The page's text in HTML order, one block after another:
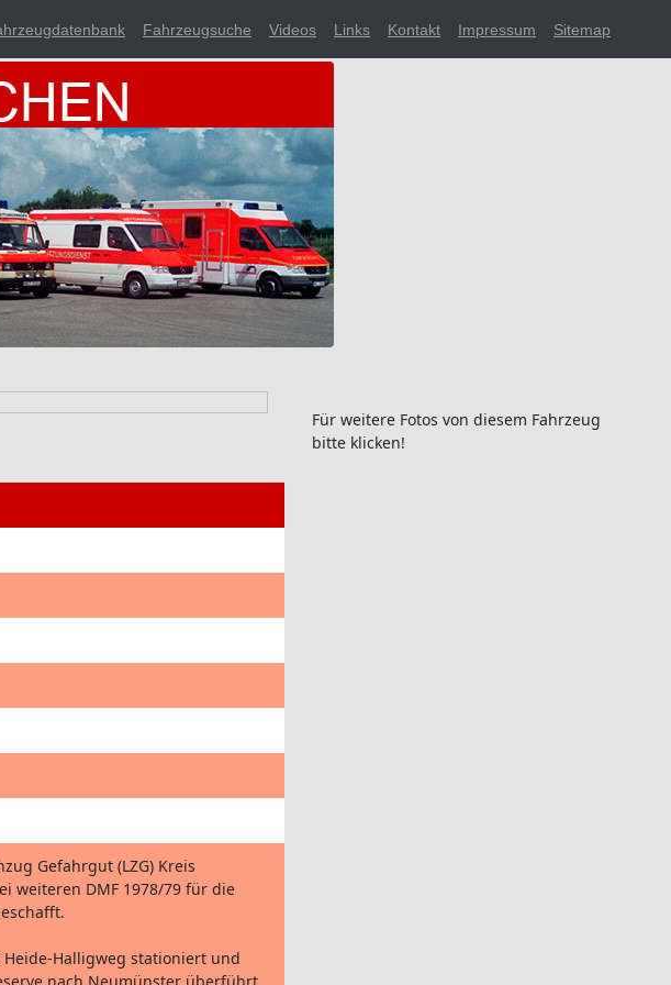
Fahrzeugsuche Videos Links Kontakt Impressum Sitemap
Gefahrgut (LZG) Kreis
weiteren DMF 1978/79 für die
Halligweg stationiert und
Für weitere Fotos von diesem Fahrzeug
bitte klicken!